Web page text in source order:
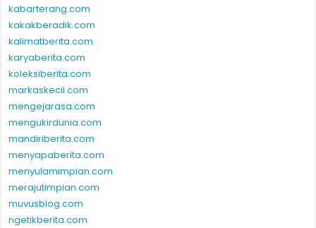
kabarterang.com
kakakberadik.com
kalimatberita.com
karyaberita.com
koleksiberita.com
markaskecil.com
mengejarasa.com
mengukirdunia.com
mandiriberita.com
menyapaberita.com
menyulamimpian.com
merajutimpian.com
muvusblog.com
ngetikberita.com